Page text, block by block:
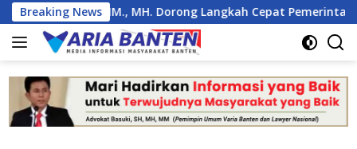
Skip
to
content
Breaking News
MH. Dorong Langkah Cepat Pemerintah 30 Ribu